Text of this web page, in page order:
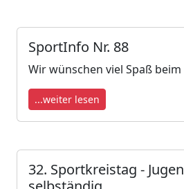
SportInfo Nr. 88
Wir wünschen viel Spaß beim
...weiter lesen
32. Sportkreistag -